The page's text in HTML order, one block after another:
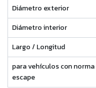
Diámetro exterior
Diámetro interior
Largo / Longitud
para vehículos con norma
escape